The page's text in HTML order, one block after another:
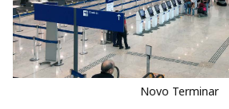
Novo Terminar